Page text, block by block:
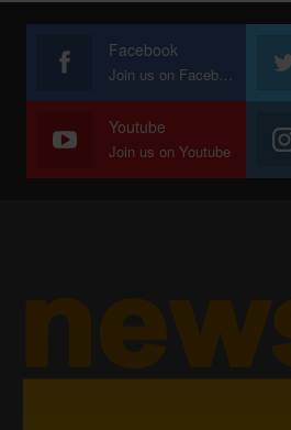
Facebook
Join us on Facebook
Youtube
Join us on Youtube